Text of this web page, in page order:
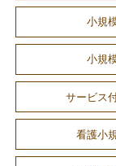
小規
小規
サービス
看護小